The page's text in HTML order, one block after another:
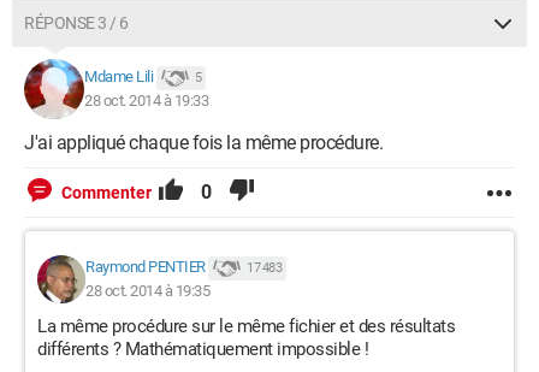
RÉPONSE 3 / 6
Mdame Lili 5
28 oct. 2014 à 19:33
J'ai appliqué chaque fois la même procédure.
Commenter 0
Raymond PENTIER 17 483
28 oct. 2014 à 19:35
La même procédure sur le même fichier et des résultats
différents ? Mathématiquement impossible !